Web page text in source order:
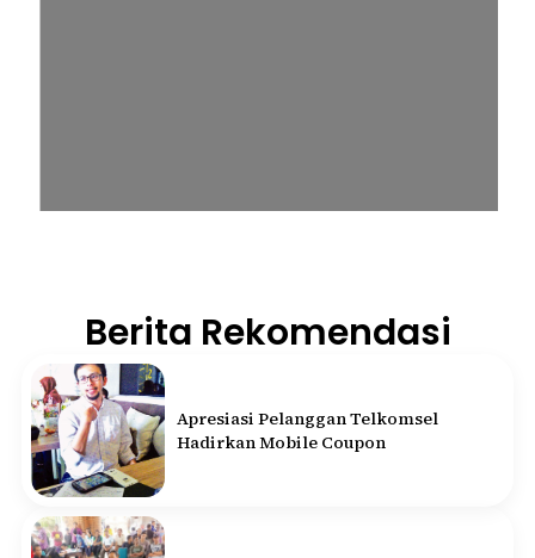
Berita Rekomendasi
Apresiasi Pelanggan Telkomsel
Hadirkan Mobile Coupon